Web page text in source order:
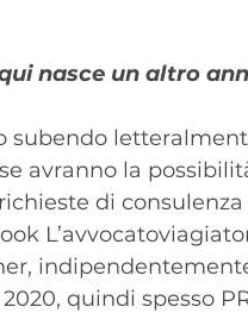
nasce un altro
subendo
avranno la
di consulenza
quindi spesso